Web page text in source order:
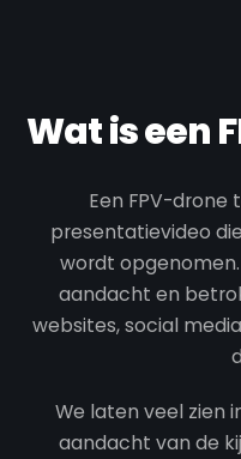
Wat is een
Een FPV-drone
presentatievideo
wordt
aandacht en
websites, social
We laten veel zien
aandacht van de